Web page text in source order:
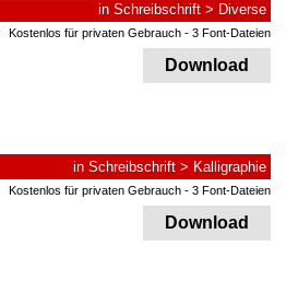
in Schreibschrift > Diverse
Kostenlos für privaten Gebrauch - 3 Font-Dateien
Download
in Schreibschrift > Kalligraphie
Kostenlos für privaten Gebrauch - 3 Font-Dateien
Download